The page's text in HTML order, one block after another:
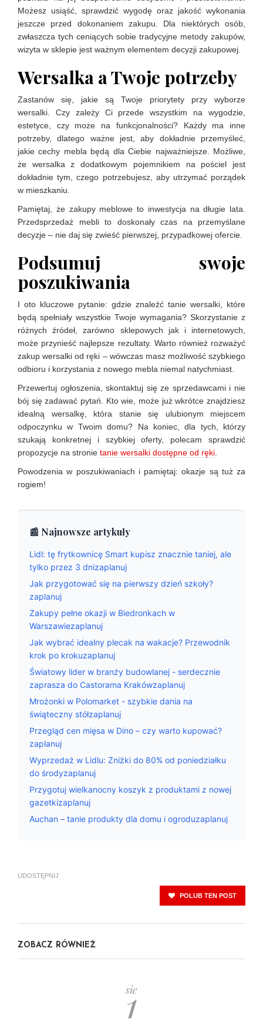
Możesz usiąść, sprawdzić wygodę oraz jakość wykonania
jeszcze przed dokonaniem zakupu. Dla niektórych osób,
zwłaszcza tych ceniących sobie tradycyjne metody zakupów,
wizyta w sklepie jest ważnym elementem decyzji zakupowej.
Wersalka a Twoje potrzeby
Zastanów się, jakie są Twoje priorytety przy wyborze
wersalki. Czy zależy Ci przede wszystkim na wygodzie,
estetyce, czy może na funkcjonalności? Każdy ma inne
potrzeby, dlatego ważne jest, aby dokładnie przemyśleć,
jakie cechy mebla będą dla Ciebie najważniejsze. Możliwe,
że wersalka z dodatkowym pojemnikiem na pościel jest
dokładnie tym, czego potrzebujesz, aby utrzymać porządek
w mieszkaniu.
Pamiętaj, że zakupy meblowe to inwestycja na długie lata.
Przedsprzedaż mebli to doskonały czas na przemyślane
decyzje – nie daj się zwieść pierwszej, przypadkowej ofercie.
Podsumuj swoje
poszukiwania
I oto kluczowe pytanie: gdzie znaleźć tanie wersalki, które
będą spełniały wszystkie Twoje wymagania? Skorzystanie z
różnych źródeł, zarówno sklepowych jak i internetowych,
może przynieść najlepsze rezultaty. Warto również rozważyć
zakup wersalki od ręki – wówczas masz możliwość szybkiego
odbioru i korzystania z nowego mebla niemal natychmiast.
Przewertuj ogłoszenia, skontaktuj się ze sprzedawcami i nie
bój się zadawać pytań. Kto wie, może już wkrótce znajdziesz
idealną wersalkę, która stanie się ulubionym miejscem
odpoczynku w Twoim domu? Na koniec, dla tych, którzy
szukają konkretnej i szybkiej oferty, polecam sprawdzić
propozycje na stronie tanie wersalki dostępne od ręki
Powodzenia w poszukiwaniach i pamiętaj: okazje są tuż za
rogiem!
📰 Najnowsze artykuły
Lidl: tę frytkownicę Smart kupisz znacznie taniej, ale
tylko przez 3 dnizaplanuj
Jak przygotować się na pierwszy dzień szkoły?
zaplanuj
Zakupy pełne okazji w Biedronkach w
Warszawiezaplanuj
Jak wybrać idealny plecak na wakacje? Przewodnik
krok po krokuzaplanuj
Światowy lider w branży budowlanej - serdecznie
zaprasza do Castorama Krakówzaplanuj
Mrożonki w Polomarket - szybkie dania na
świąteczny stółzaplanuj
Przegląd cen mięsa w Dino – czy warto kupować?
zaplanuj
Wyprzedaż w Lidlu: Zniżki do 80% od poniedziałku
do środyzaplanuj
Przygotuj wielkanocny koszyk z produktami z nowej
gazetkizaplanuj
Auchan – tanie produkty dla domu i ogroduzaplanuj
UDOSTĘPNIJ
POLUB TEN POST
ZOBACZ RÓWNIEŻ
sie
1